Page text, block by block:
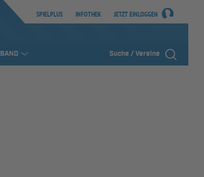
SPIELPLUS INFOTHEK JETZT EINLOGGEN
Suche / Vereine